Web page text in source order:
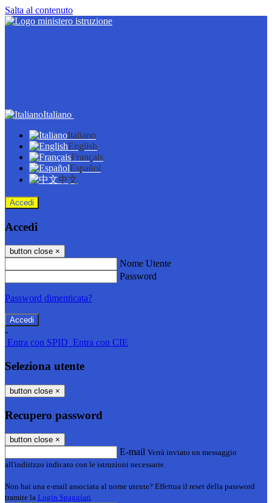
Salta al contenuto
Italiano
Italiano
English
Français
Español
中文
Accedi
Accedi
button close ×
Nome Utente
Password
Password dimenticata?
-
Entra con SPID Entra con CIE
Seleziona utente
button close ×
Recupero password
button close ×
E-mail Verrà inviato un messaggio
all'indirizzo indicato con le istruzioni necessarie.
Non hai una e-mail associata al nome utente? Effettua il reset della password
tramite la Login Spaggiari